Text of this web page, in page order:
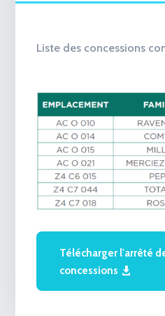
Liste des concessions
Télécharger l'arrêté
concessions